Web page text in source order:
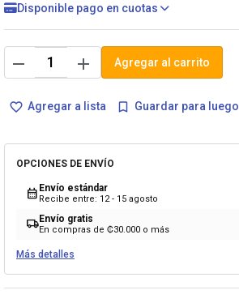
Disponible pago en cuotas
remove add Agregar al carrito
favorite_border Agregar a lista bookmark_border Guardar para luego
OPCIONES DE ENVÍO
calendar_month Envío estándar
Recibe entre: 12 - 15 agosto
local_shippingEnvío gratis
En compras de ₡30.000 o más
Más detalles